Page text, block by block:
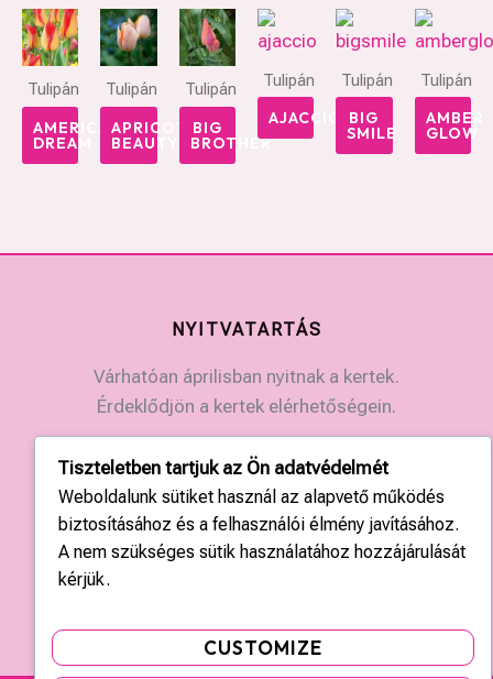
Tulipán
AMERICAN
DREAM
Tulipán
APRICOT
BEAUTY
Tulipán
BIG
BROTHER
Tulipán
AJACCIO
Tulipán
BIG
SMILE
Tulipán
AMBER
GLOW
NYITVATARTÁS
Várhatóan áprilisban nyitnak a kertek.
Érdeklődjön a kertek elérhetőségein.
KAPCSOLAT
Országos központ: +36 20 428 3010
kapcsolat@tulipgarden.hu
Tiszteletben tartjuk az Ön adatvédelmét
Weboldalunk sütiket használ az alapvető működés
biztosításához és a felhasználói élmény javításához.
A nem szükséges sütik használatához hozzájárulását
kérjük.
CUSTOMIZE